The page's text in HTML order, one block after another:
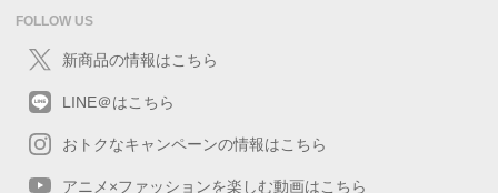
FOLLOW US
新商品の情報はこちら
LINE＠はこちら
おトクなキャンペーンの情報はこちら
アニメ×ファッションを楽しむ動画はこちら